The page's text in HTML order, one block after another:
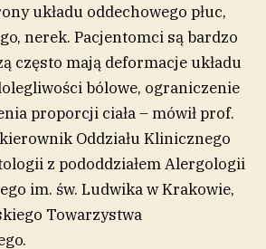
układu oddechowego płuc,
nerek. Pacjentomci są bardzo
często mają deformacje układu
bólowe, ograniczenie
proporcji ciała – mówił prof.
Oddziału Klinicznego
z pododdziałem Alergologii
im. św. Ludwika w Krakowie,
Towarzystwa